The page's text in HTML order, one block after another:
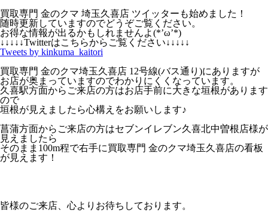
買取専門 金のクマ 埼玉久喜店 ツイッターも始めました！
随時更新していますのでどうぞご覧ください。
お得な情報が出るかもしれませんよ(*’ω’*)
↓↓↓↓↓Twitterはこちらからご覧ください↓↓↓↓↓
Tweets by kinkuma_kaitori
買取専門 金のクマ埼玉久喜店 12号線(バス通り)にありますが
お店が奥まっていますのでわかりにくくなっています。
久喜駅方面からご来店の方はお店手前に大きな垣根があります
ので
垣根が見えましたら心構えをお願いします♪
菖蒲方面からご来店の方はセブンイレブン久喜北中曽根店様が
見えましたら
そのまま100m程で右手に買取専門 金のクマ埼玉久喜店の看板
が見えます！
皆様のご来店、心よりお待ちしております。